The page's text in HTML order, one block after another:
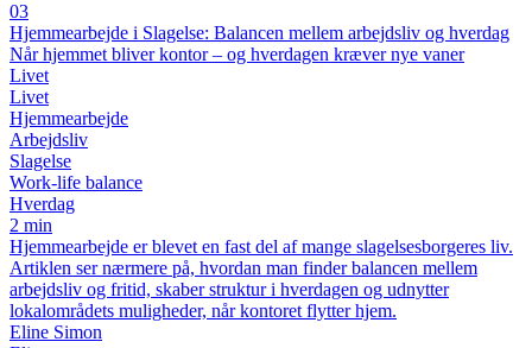
03
Hjemmearbejde i Slagelse: Balancen mellem arbejdsliv og hverdag
Når hjemmet bliver kontor – og hverdagen kræver nye vaner
Livet
Livet
Hjemmearbejde
Arbejdsliv
Slagelse
Work-life balance
Hverdag
2 min
Hjemmearbejde er blevet en fast del af mange slagelsesborgeres liv.
Artiklen ser nærmere på, hvordan man finder balancen mellem
arbejdsliv og fritid, skaber struktur i hverdagen og udnytter
lokalområdets muligheder, når kontoret flytter hjem.
Eline Simon